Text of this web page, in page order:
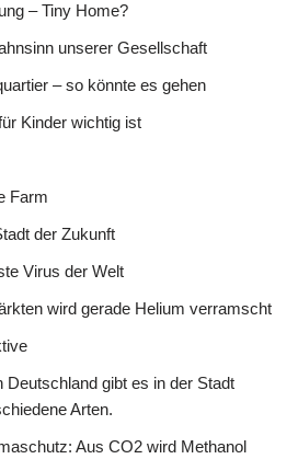
– Tiny Home?
unserer Gesellschaft
– so könnte es gehen
Kinder wichtig ist
Farm
der Zukunft
Virus der Welt
wird gerade Helium verramscht
Deutschland gibt es in der Stadt
Arten.
Aus CO2 wird Methanol